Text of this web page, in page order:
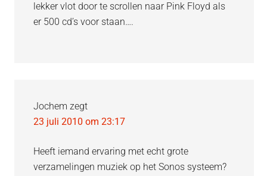
lekker vlot door te scrollen naar Pink Floyd als
er 500 cd’s voor staan….
Jochem zegt
23 juli 2010 om 23:17
Heeft iemand ervaring met echt grote
verzamelingen muziek op het Sonos systeem?